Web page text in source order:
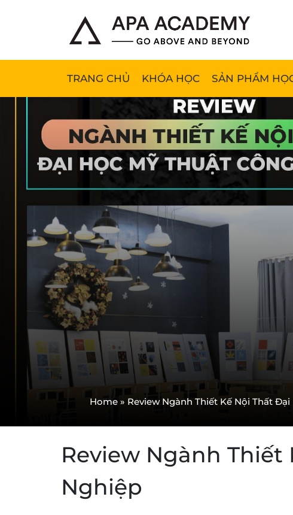
TRANG CHỦ KHÓA HỌC SẢN PHẨM
Home » Review Ngành Thiết Kế Nội Thất
Review Ngành Thiết
Nghiệp